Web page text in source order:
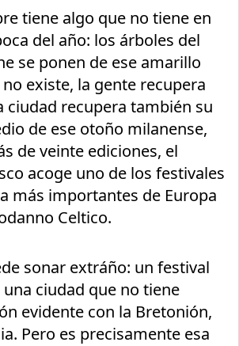
tiene algo que no tiene en
del año: los árboles del
se ponen de ese amarillo
existe, la gente recupera
ciudad recupera también su
de ese otoño milanense,
de veinte ediciones, el
acoge uno de los festivales
más importantes de Europa
Celtico.
sonar extráño: un festival
ciudad que no tiene
evidente con la Bretonión,
Pero es precisamente esa